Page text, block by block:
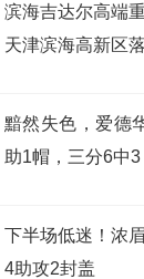
滨海吉达尔高端
天津滨海高新区
黯然失色，爱德
助1帽，三分6中3
下半场低迷！浓
4助攻2封盖